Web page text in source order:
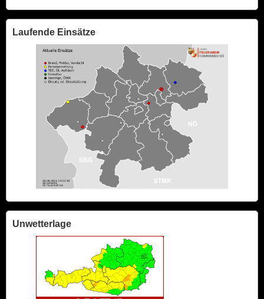
Laufende Einsätze
Unwetterlage